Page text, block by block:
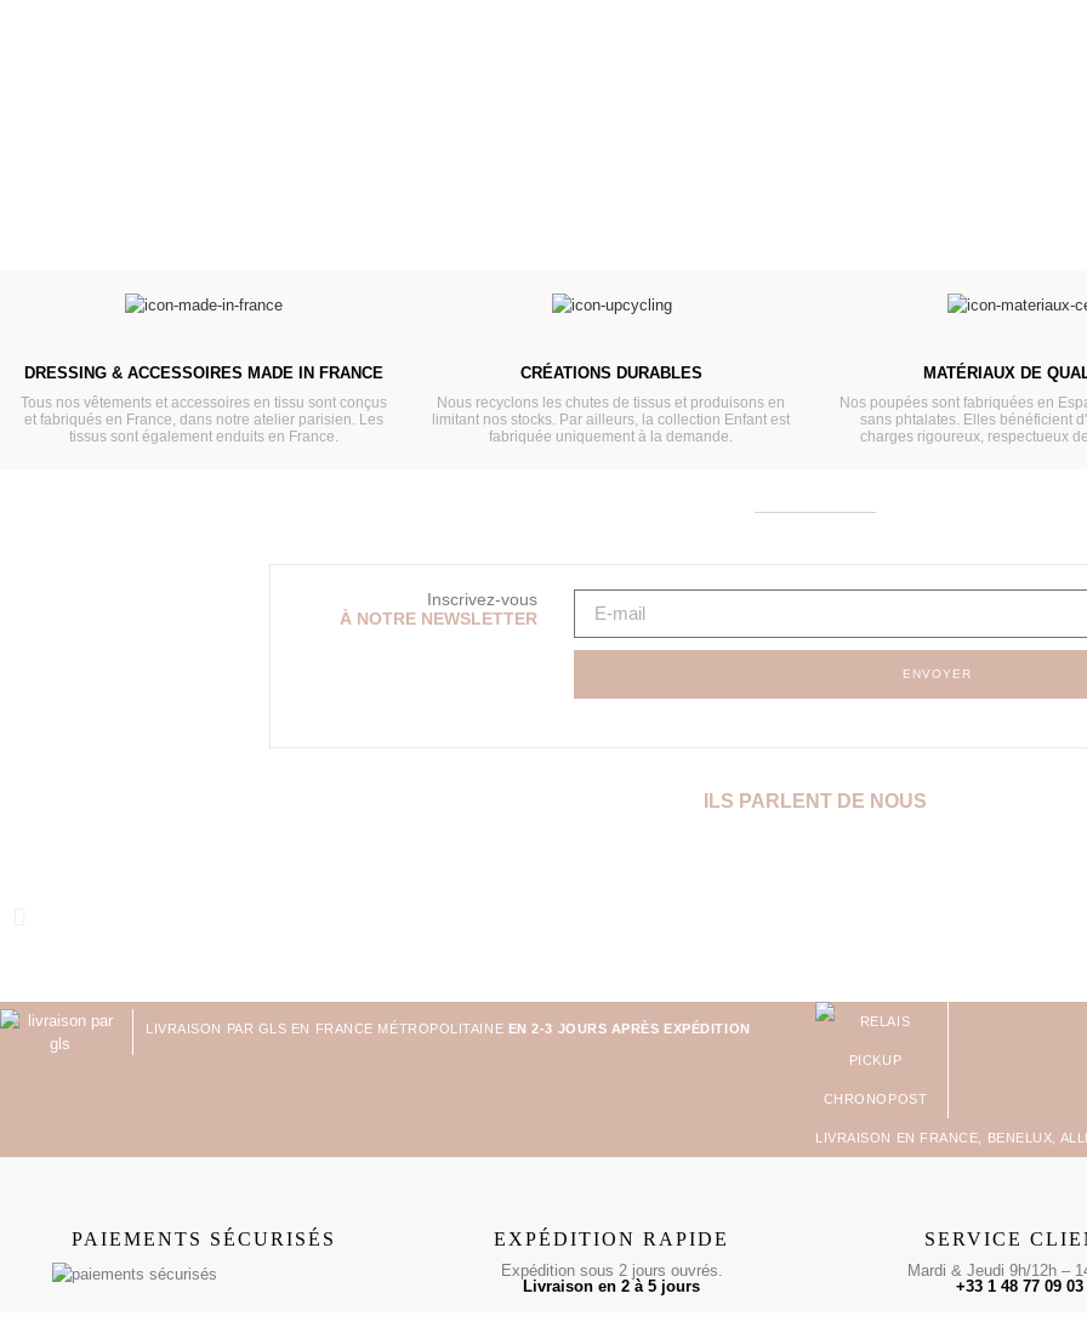
DRESSING & ACCESSOIRES MADE IN FRANCE
Tous nos vêtements et accessoires en tissu sont conçus
et fabriqués en France, dans notre atelier parisien. Les
tissus sont également enduits en France.
CRÉATIONS DURABLES
Nous recyclons les chutes de tissus et produisons en
limitant nos stocks. Par ailleurs, la collection Enfant est
fabriquée uniquement à la demande.
MATÉRIAUX DE
Nos poupées sont fabriquées en
sans phtalates. Elles bénéficient
charges rigoureux, respectueux
Inscrivez-vous
À NOTRE NEWSLETTER
ENVOYER
ILS PARLENT DE NOUS
LIVRAISON PAR GLS EN FRANCE MÉTROPOLITAINE EN 2-3 JOURS APRÈS EXPÉDITION
LIVRAISON EN FRANCE, BENELUX,
PAIEMENTS SÉCURISÉS EXPÉDITION RAPIDE
Expédition sous 2 jours ouvrés.
Livraison en 2 à 5 jours
SERVICE
Mardi & Jeudi 9h/12h –
+33 1 48 77 09 03